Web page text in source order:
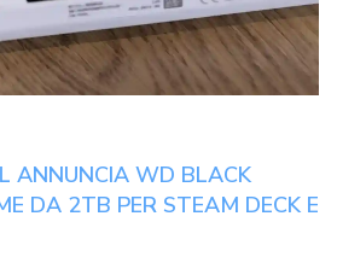
ANNUNCIA WD BLACK
DA 2TB PER STEAM DECK E